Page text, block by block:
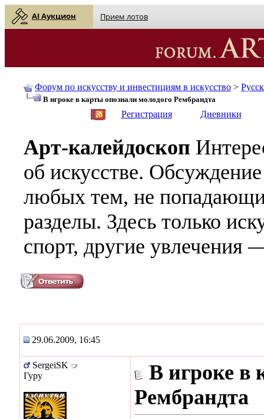
AI Аукцион Прием лотов
Форум по искусству и инвестициям в искусство >
В игроке в карты опознали молодого Рембрандта
Регистрация Дневники
Арт-калейдоскоп
об искусстве.
любых тем, не
разделы. Здесь только
спорт, другие увлечения
29.06.2009, 16:45
SergeiSK
Гуру
В игроке в
Рембрандта